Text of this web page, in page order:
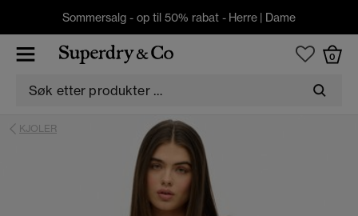
Sommersalg - op til 50% rabat - Herre | Dame
0
KJOLER